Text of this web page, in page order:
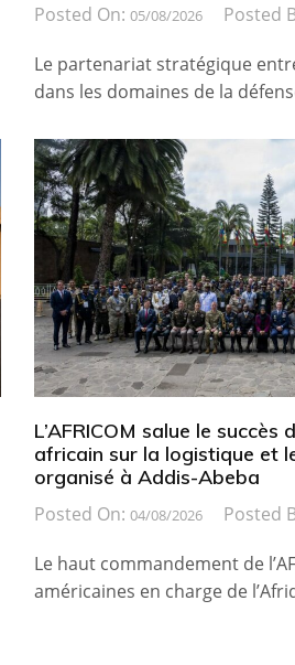
Posted On: 05/08/2026 Posted
Le partenariat stratégique
dans les domaines de la
L’AFRICOM salue le succès
africain sur la logistique et
organisé à Addis-Abeba
Posted On: 04/08/2026 Posted
Le haut commandement de
américaines en charge de